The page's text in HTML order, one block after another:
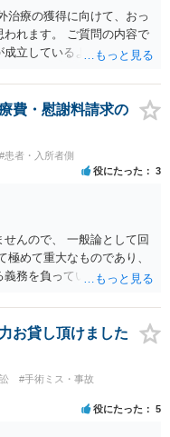
ると思いますが、弁護士
います。 均等法 （婚姻、
禁止等） 第九条 事業主
したことを退職理由とし
主は、女性労働者が婚姻
い。 ３ 事業主は、その雇
たこと、労働基準法（昭和
の規定による休業を請求
る休業をしたことその他
働省令で定めるものを理
産後一年を経過しない女
雇でないことを証明した
治療の獲得に向けて、おっ
われます。 ご質問の内容で
立しているように思われ
いくつか取消の類型を定め
ご参考までのせます。 ①土
すので、被せ物の治療費が
重要な事項について、不利
えられます。 そのため、
いう事情があれば、不利
ることが出来る可能性が
、保険外治療の必要性に
告知取消ということも考
。 ③そのほか、歯科治療
勧誘をされたということ
されたばかりですが、 退去
同行された上で困惑して
約法４条３項３号）も使
者契約法に基づく取消権を
子をみるのも手かと思いま
間に入ってもらうことも
費・慰謝料請求の
#患者・入所者側
役にたった 3
んので、 一般論として回
めて重大なものであり、
務を負っていると考えら
約の不履行又は不法行為に
慰謝料に関しては、通院慰
す。
お貸し頂けました
#手術ミス・事故
役にたった 5